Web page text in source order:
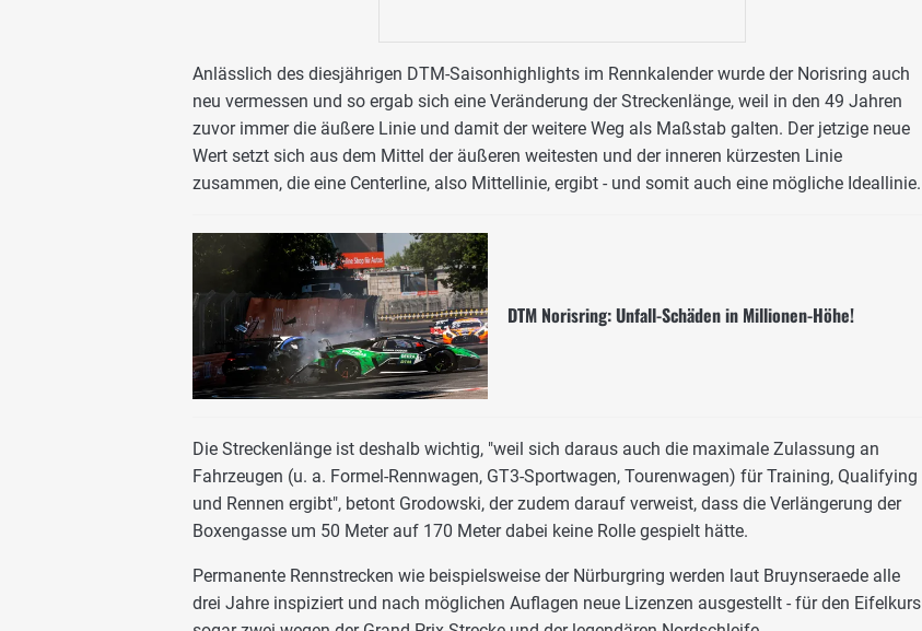
Anlässlich des diesjährigen DTM-Saisonhighlights im Rennkalender wurde der Norisring auch
neu vermessen und so ergab sich eine Veränderung der Streckenlänge, weil in den 49 Jahren
zuvor immer die äußere Linie und damit der weitere Weg als Maßstab galten. Der jetzige neue
Wert setzt sich aus dem Mittel der äußeren weitesten und der inneren kürzesten Linie
zusammen, die eine Centerline, also Mittellinie, ergibt - und somit auch eine mögliche Ideallinie.
DTM Norisring: Unfall-Schäden in Millionen-Höhe!
Die Streckenlänge ist deshalb wichtig, "weil sich daraus auch die maximale Zulassung an
Fahrzeugen (u. a. Formel-Rennwagen, GT3-Sportwagen, Tourenwagen) für Training, Qualifying
und Rennen ergibt", betont Grodowski, der zudem darauf verweist, dass die Verlängerung der
Boxengasse um 50 Meter auf 170 Meter dabei keine Rolle gespielt hätte.
Permanente Rennstrecken wie beispielsweise der Nürburgring werden laut Bruynseraede alle
drei Jahre inspiziert und nach möglichen Auflagen neue Lizenzen ausgestellt - für den Eifelkurs